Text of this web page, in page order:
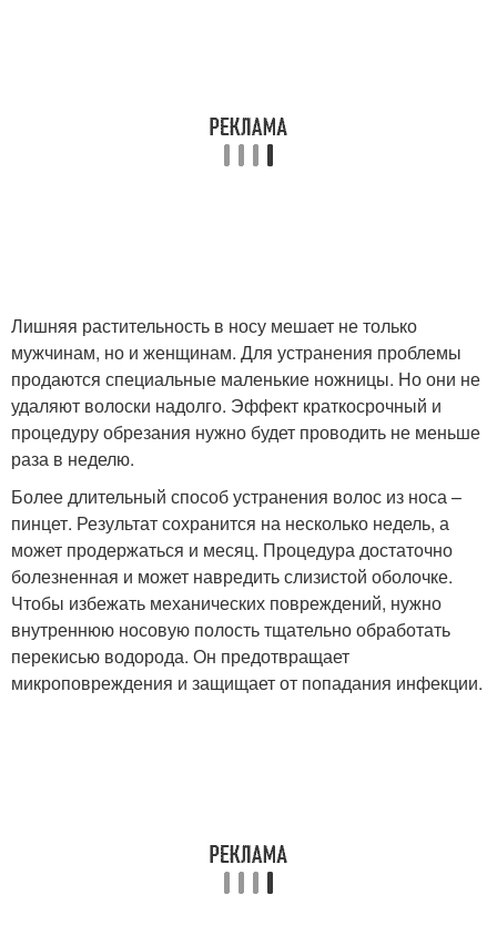
Лишняя растительность в носу мешает не только
мужчинам, но и женщинам. Для устранения проблемы
продаются специальные маленькие ножницы. Но они не
удаляют волоски надолго. Эффект краткосрочный и
процедуру обрезания нужно будет проводить не меньше
раза в неделю.
Более длительный способ устранения волос из носа –
пинцет. Результат сохранится на несколько недель, а
может продержаться и месяц. Процедура достаточно
болезненная и может навредить слизистой оболочке.
Чтобы избежать механических повреждений, нужно
внутреннюю носовую полость тщательно обработать
перекисью водорода. Он предотвращает
микроповреждения и защищает от попадания инфекции.